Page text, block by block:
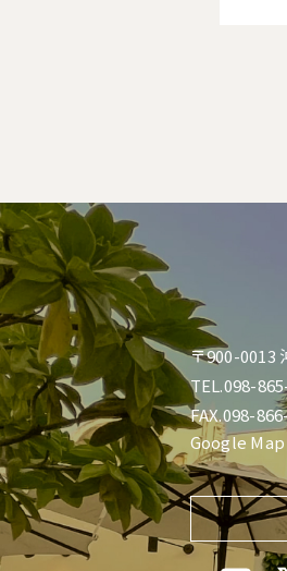
〒900-0013
TEL.098-
FAX.098-
Google